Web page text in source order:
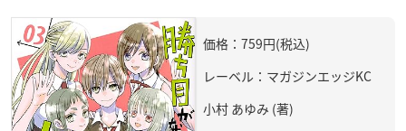
価格：759円(税込)
レーベル：マガジンエッジKC
小村 あゆみ (著)